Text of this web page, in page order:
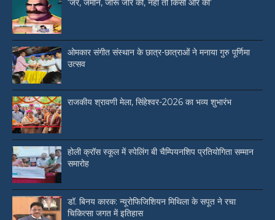
‘जर, जमीन, जोरू जोर की, नहीं तो किसी और की’
ओमकार संगीत संस्थान के छात्र-छात्राओं ने मनाया गुरु पूर्णिमा
उत्सव
राजकीय श्रावणी मेला, सिंहेश्वर-2026 का भव्य शुभारंभ
होली क्रॉस स्कूल में स्पेलिंग बी चैम्पियनशिप प्रतियोगिता सम्मान
समारोह
डॉ. बिनय कारक: न्यूरोफिजिशियन मिथिला के सपूत ने रचा
चिकित्सा जगत में इतिहास